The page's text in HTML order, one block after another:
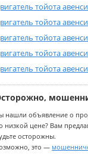
тойота
тойота
тойота
тойота
тойота
нашли объявление о
низкой цене? Вам
осторожны.
это —